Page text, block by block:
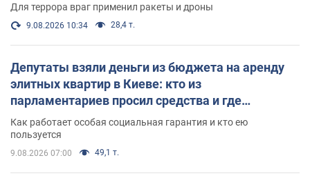
Для террора враг применил ракеты и дроны
9.08.2026 10:34 28,4 т.
Депутаты взяли деньги из бюджета на аренду
элитных квартир в Киеве: кто из
парламентариев просил средства и где
поселился
Как работает особая социальная гарантия и кто ею
пользуется
9.08.2026 07:00 49,1 т.